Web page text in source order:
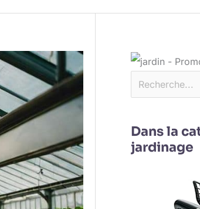
Dans la
jardinage